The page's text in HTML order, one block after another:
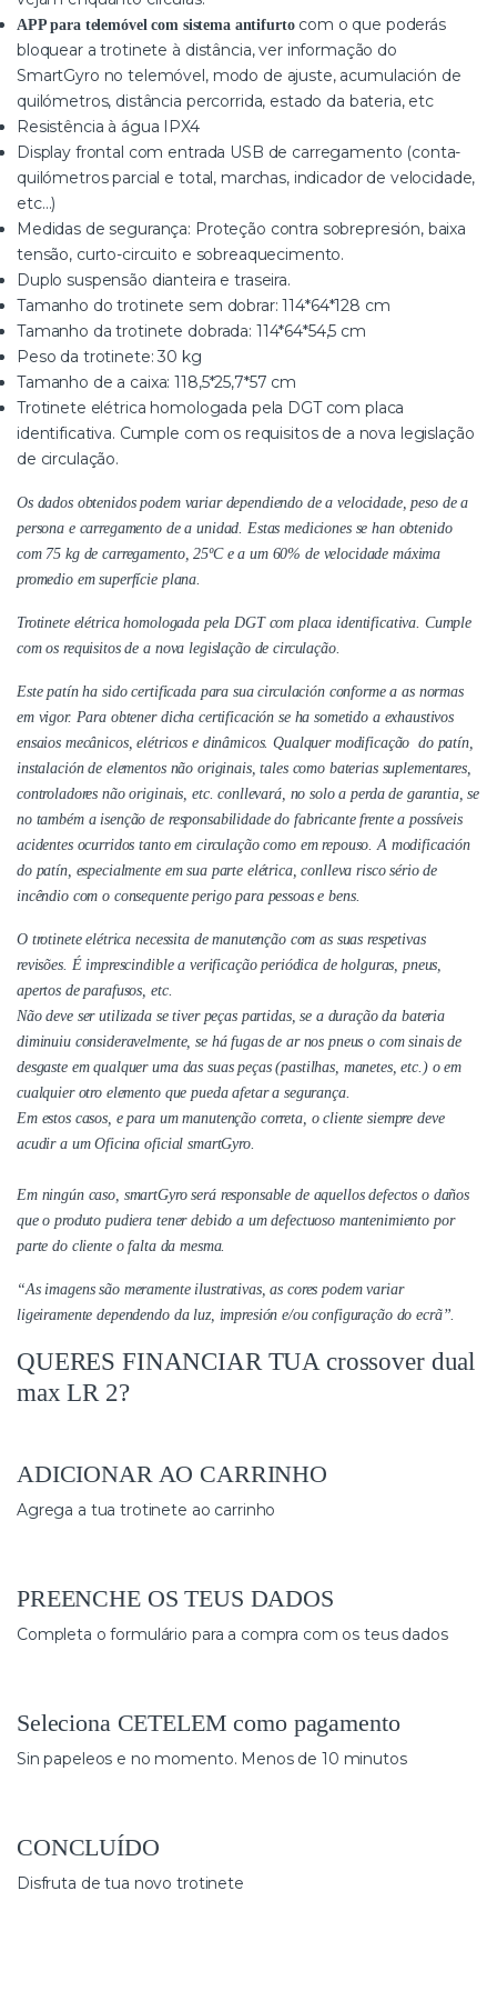
APP para telemóvel com sistema antifurtocom o que poderás
bloquear a trotinete à distância, ver informação do
SmartGyro no telemóvel, modo de ajuste, acumulación de
quilómetros, distância percorrida, estado da bateria, etc
Resistência à água IPX4
Display frontal com entrada USB de carregamento (conta-
quilómetros parcial e total, marchas, indicador de velocidade,
etc…)
Medidas de segurança: Proteção contra sobrepresión, baixa
tensão, curto-circuito e sobreaquecimento.
Duplo suspensão dianteira e traseira.
Tamanho do trotinete sem dobrar: 114*64*128 cm
Tamanho da trotinete dobrada: 114*64*54,5 cm
Peso da trotinete: 30 kg
Tamanho de a caixa: 118,5*25,7*57 cm
Trotinete elétrica homologada pela DGT com placa
identificativa. Cumple com os requisitos de a nova legislação
de circulação.
Os dados obtenidos podem variar dependiendo de a velocidade, peso de a
persona e carregamento de a unidad. Estas mediciones se han obtenido
com 75 kg de carregamento, 25ºC e a um 60% de velocidade máxima
promedio em superfície plana.
Trotinete elétrica homologada pela DGT com placa identificativa. Cumple
com os requisitos de a nova legislação de circulação.
Este patín ha sido certificada para sua circulación conforme a as normas
em vigor. Para obtener dicha certificación se ha sometido a exhaustivos
ensaios mecânicos, elétricos e dinâmicos. Qualquer modificação do patín,
instalación de elementos não originais, tales como baterias suplementares,
controladores não originais, etc. conllevará, no solo a perda de garantia, se
no também a isenção de responsabilidade do fabricante frente a possíveis
acidentes ocurridos tanto em circulação como em repouso. A modificación
do patín, especialmente em sua parte elétrica, conlleva risco sério de
incêndio com o consequente perigo para pessoas e bens.
O trotinete elétrica necessita de manutenção com as suas respetivas
revisões. É imprescindible a verificação periódica de holguras, pneus,
apertos de parafusos, etc.
Não deve ser utilizada se tiver peças partidas, se a duração da bateria
diminuiu consideravelmente, se há fugas de ar nos pneus o com sinais de
desgaste em qualquer uma das suas peças (pastilhas, manetes, etc.) o em
cualquier otro elemento que pueda afetar a segurança.
Em estos casos, e para um manutenção correta, o cliente siempre deve
acudir a um Oficina oficial smartGyro.
Em ningún caso, smartGyro será responsable de aquellos defectos o daños
que o produto pudiera tener debido a um defectuoso mantenimiento por
parte do cliente o falta da mesma.
“As imagens são meramente ilustrativas, as cores podem variar
ligeiramente dependendo da luz, impresión e/ou configuração do ecrã”.
QUERES FINANCIAR TUA crossover dual
max LR 2?
ADICIONAR AO CARRINHO
Agrega a tua trotinete ao carrinho
PREENCHE OS TEUS DADOS
Completa o formulário para a compra com os teus dados
Seleciona CETELEM como pagamento
Sin papeleos e no momento. Menos de 10 minutos
CONCLUÍDO
Disfruta de tua novo trotinete